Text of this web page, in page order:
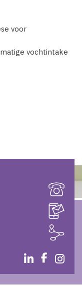
voor
vochtintake